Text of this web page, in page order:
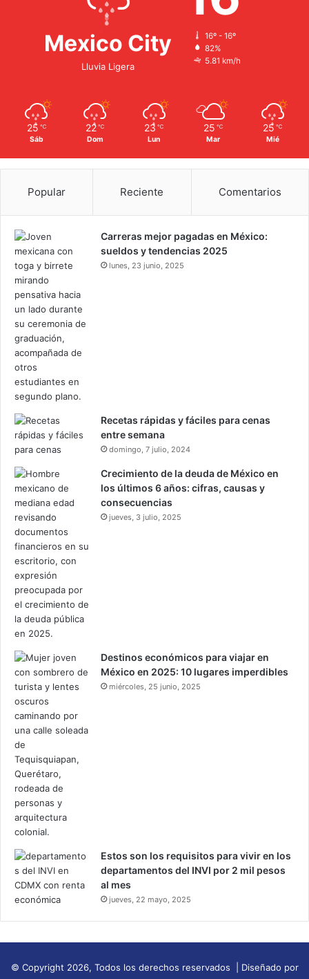
Mexico City
Lluvia Ligera
16º - 16º
82%
5.81 km/h
25 ℃
Sáb
22 ℃
Dom
23 ℃
Lun
25 ℃
Mar
25 ℃
Mié
Popular Reciente Comentarios
Carreras mejor pagadas en México:
sueldos y tendencias 2025
lunes, 23 junio, 2025
Recetas rápidas y fáciles para cenas
entre semana
domingo, 7 julio, 2024
Crecimiento de la deuda de México en
los últimos 6 años: cifras, causas y
consecuencias
jueves, 3 julio, 2025
Destinos económicos para viajar en
México en 2025: 10 lugares imperdibles
miércoles, 25 junio, 2025
Estos son los requisitos para vivir en los
departamentos del INVI por 2 mil pesos
al mes
jueves, 22 mayo, 2025
© Copyright 2026, Todos los derechos reservados | Diseñado por